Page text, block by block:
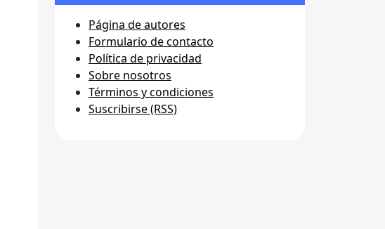
Página de autores
Formulario de contacto
Política de privacidad
Sobre nosotros
Términos y condiciones
Suscribirse (RSS)